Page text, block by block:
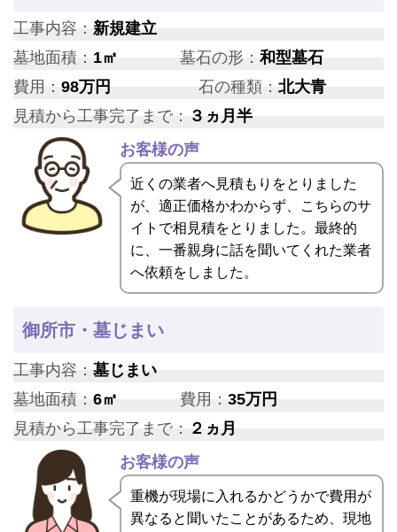
工事内容： 新規建立
墓地面積： 1㎡ 墓石の形：和型墓石
費用： 98万円 石の種類： 北大青
見積から工事完了まで： ３ヵ月半
お客様の声
近くの業者へ見積もりをとりました
が、適正価格かわからず、こちらのサ
イトで相見積をとりました。最終的
に、一番親身に話を聞いてくれた業者
へ依頼をしました。
御所市・墓じまい
工事内容： 墓じまい
墓地面積： 6㎡ 費用：35万円
見積から工事完了まで： ２ヵ月
お客様の声
重機が現場に入れるかどうかで費用が
異なると聞いたことがあるため、現地